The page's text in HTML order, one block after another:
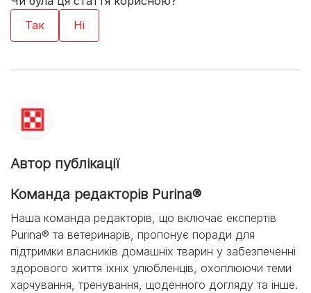
Автор публікації
Команда редакторів Purina®
Наша команда редакторів, що включає експертів
Purina® та ветеринарів, пропонує поради для
підтримки власників домашніх тварин у забезпеченні
здорового життя їхніх улюбленців, охоплюючи теми
харчування, тренування, щоденного догляду та інше.